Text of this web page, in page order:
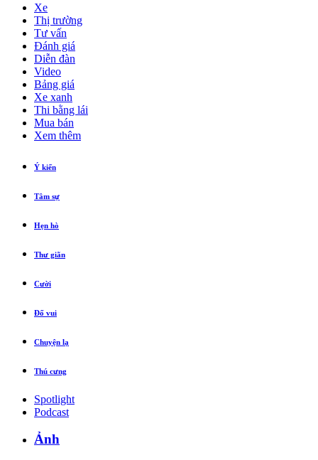
Xe
Thị trường
Tư vấn
Đánh giá
Diễn đàn
Video
Bảng giá
Xe xanh
Thi bằng lái
Mua bán
Xem thêm
Ý kiến
Tâm sự
Hẹn hò
Thư giãn
Cười
Đố vui
Chuyện lạ
Thú cưng
Spotlight
Podcast
Ảnh